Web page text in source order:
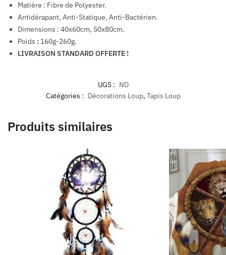
Matière : Fibre de Polyester.
Antidérapant, Anti-Statique, Anti-Bactérien.
Dimensions : 40x60cm, 50x80cm.
Poids : 160g-260g.
LIVRAISON STANDARD OFFERTE !
UGS : ND
Catégories : Décorations Loup, Tapis Loup
Produits similaires